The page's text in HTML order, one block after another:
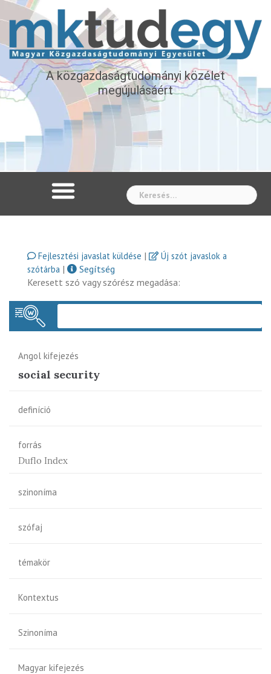
A közgazdaságtudományi közélet
megújulásáért
Fejlesztési javaslat küldése |
Új szót javaslok a
szótárba |
Segítség
Keresett szó vagy szórész megadása:
Angol kifejezés
social security
definíció
forrás
Duflo Index
szinoníma
szófaj
témakör
Kontextus
Szinoníma
Magyar kifejezés